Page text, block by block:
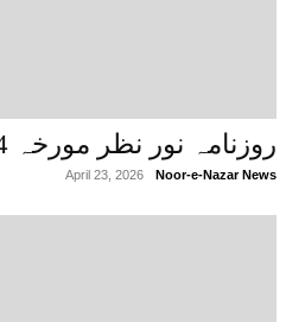
روزنامہ نور نظر مورخہ 24 اپریل 2026
Noor-e-Nazar News
April 23, 2026